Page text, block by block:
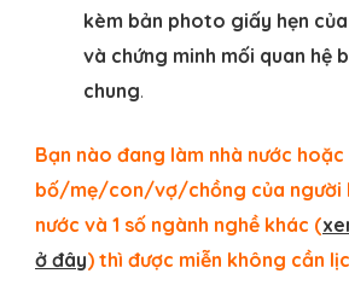
kèm bản photo giấy hẹn
và chứng minh mối quan hệ
chung.
Bạn nào đang làm nhà nước hoặc
bố/mẹ/con/vợ/chồng của người
nước và 1 số ngành nghề khác (
ở đây) thì được miễn không cần